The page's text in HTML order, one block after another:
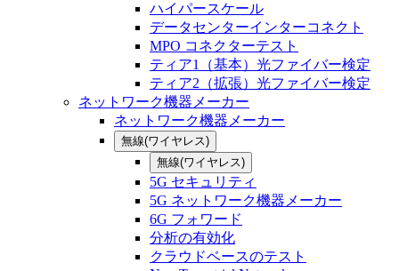
ハイパースケール
データセンターインターコネクト
MPO コネクターテスト
ティア1（基本）光ファイバー検定
ティア2（拡張）光ファイバー検定
ネットワーク機器メーカー
ネットワーク機器メーカー
無線(ワイヤレス)
無線(ワイヤレス)
5G セキュリティ
5G ネットワーク機器メーカー
6G フォワード
分析の有効化
クラウドベースのテスト